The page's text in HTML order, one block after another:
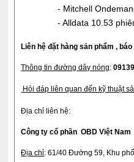
- Mitchell
- Alldata 10.53 phiên
Liên hệ đặt hàng sản phẩm ,
Thông tin đường dây nóng:
Hỏi đáp liên quan đến kỹ thuật
Địa chỉ liên hệ:
Công ty cổ phần OBD Việt Nam
Địa chỉ: 61/40 Đường 59, Khu phố